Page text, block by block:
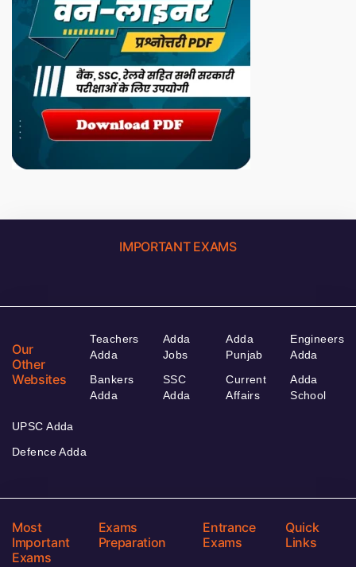
IMPORTANT EXAMS
Our
Other
Websites
Teachers
Adda
Bankers
Adda
Adda
Jobs
SSC
Adda
Adda
Punjab
Current
Affairs
Engineers
Adda
Adda
School
UPSC Adda
Defence Adda
Most
Important
Exams
Exams
Preparation
Entrance
Exams
Quick
Links